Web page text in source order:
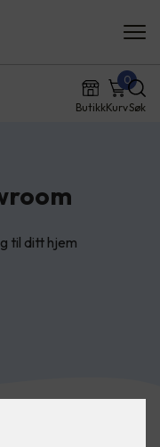
ButikkKurv
0
Søk
til ditt hjem